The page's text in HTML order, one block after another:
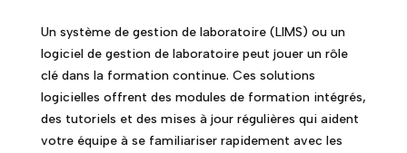
Un système de gestion de laboratoire (LIMS) ou un
logiciel de gestion de laboratoire peut jouer un rôle
clé dans la formation continue. Ces solutions
logicielles offrent des modules de formation intégrés,
des tutoriels et des mises à jour régulières qui aident
votre équipe à se familiariser rapidement avec les